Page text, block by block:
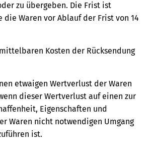
zu übergeben. Die Frist ist
die Waren vor Ablauf der Frist von 14
Kosten der Rücksendung
etwaigen Wertverlust der Waren
dieser Wertverlust auf einen zur
Eigenschaften und
Waren nicht notwendigen Umgang
ist.